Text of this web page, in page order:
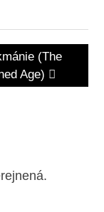
(The
Age)